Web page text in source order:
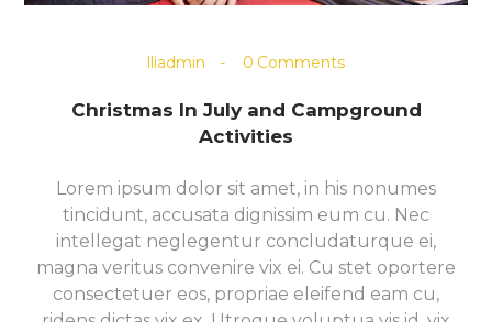
lliadmin 0 Comments
Christmas In July and Campground
Activities
Lorem ipsum dolor sit amet, in his nonumes
tincidunt, accusata dignissim eum cu. Nec
intellegat neglegentur concludaturque ei,
magna veritus convenire vix ei. Cu stet oportere
consectetuer eos, propriae eleifend eam cu,